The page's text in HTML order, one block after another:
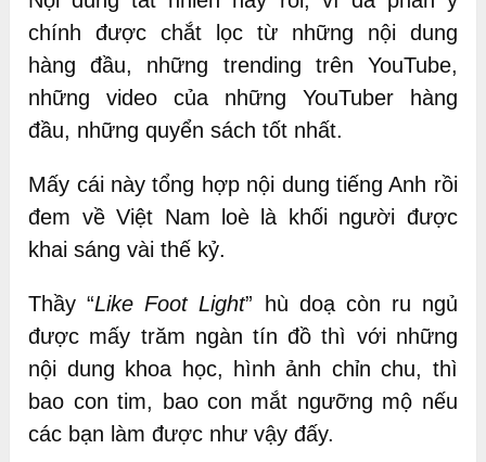
chính được chắt lọc từ những nội dung
hàng đầu, những trending trên YouTube,
những video của những YouTuber hàng
đầu, những quyển sách tốt nhất.
Mấy cái này tổng hợp nội dung tiếng Anh rồi
đem về Việt Nam loè là khối người được
khai sáng vài thế kỷ.
Thầy “Like Foot Light” hù doạ còn ru ngủ
được mấy trăm ngàn tín đồ thì với những
nội dung khoa học, hình ảnh chỉn chu, thì
bao con tim, bao con mắt ngưỡng mộ nếu
các bạn làm được như vậy đấy.